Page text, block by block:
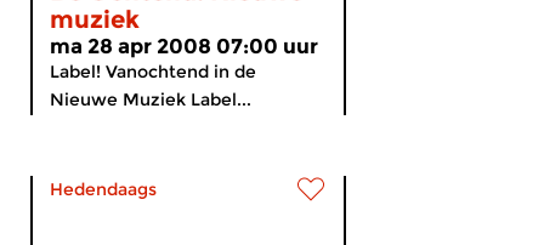
muziek
ma 28 apr 2008 07:00 uur
Label! Vanochtend in de
Nieuwe Muziek Label...
Hedendaags